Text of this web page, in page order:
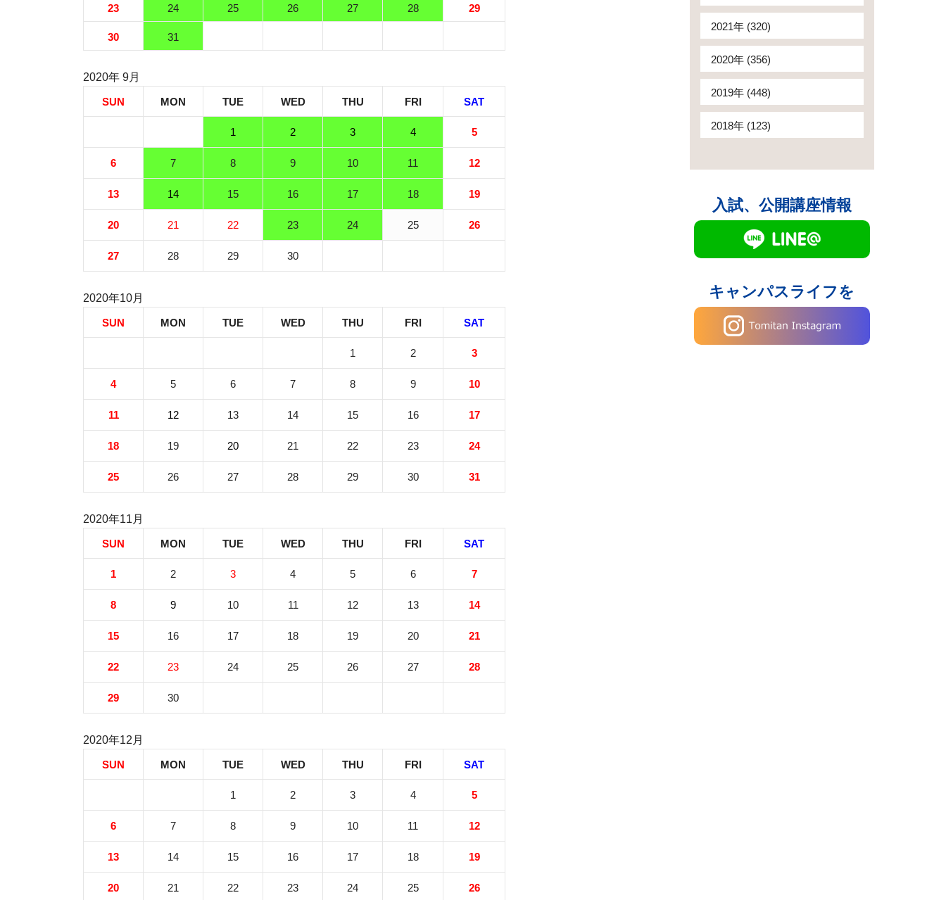
23 24 25 26 27 28 29
30 31
2020年 9月
SUN MON TUE WED THU FRI SAT
1 2 3 4 5
6 7 8 9 10 11 12
13 14 15 16 17 18 19
20 21 22 23 24 25 26
27 28 29 30
2020年10月
SUN MON TUE WED THU FRI SAT
1 2 3
4 5 6 7 8 9 10
11 12 13 14 15 16 17
18 19 20 21 22 23 24
25 26 27 28 29 30 31
2020年11月
SUN MON TUE WED THU FRI SAT
1 2 3 4 5 6 7
8 9 10 11 12 13 14
15 16 17 18 19 20 21
22 23 24 25 26 27 28
29 30
2020年12月
SUN MON TUE WED THU FRI SAT
1 2 3 4 5
6 7 8 9 10 11 12
13 14 15 16 17 18 19
20 21 22 23 24 25 26
2021年 (320)
2020年 (356)
2019年 (448)
2018年 (123)
入試、公開講座情報
キャンパスライフを